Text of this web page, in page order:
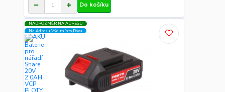
Do košíku
NADROZMĚR NA ADRESU
Na Adresu,Výd.místo,Boxu